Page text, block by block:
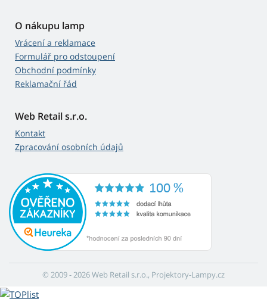
O nákupu lamp
Vrácení a reklamace
Formulář pro odstoupení
Obchodní podmínky
Reklamační řád
Web Retail s.r.o.
Kontakt
Zpracování osobních údajů
© 2009 - 2026 Web Retail s.r.o., Projektory-Lampy.cz